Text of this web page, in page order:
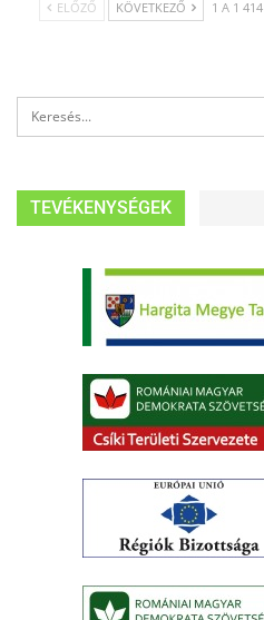
ELŐZŐ KÖVETKEZŐ 1 A 1 414
TEVÉKENYSÉGEK